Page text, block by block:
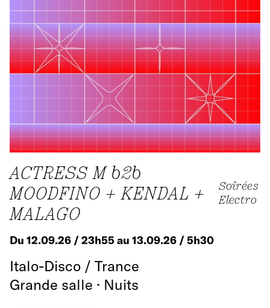
ACTRESS M b2b
MOODFINO + KENDAL +
MALAGO
Soirées
Electro
Du 12.09.26 / 23h55 au 13.09.26 / 5h30
Italo-Disco / Trance
Grande salle · Nuits